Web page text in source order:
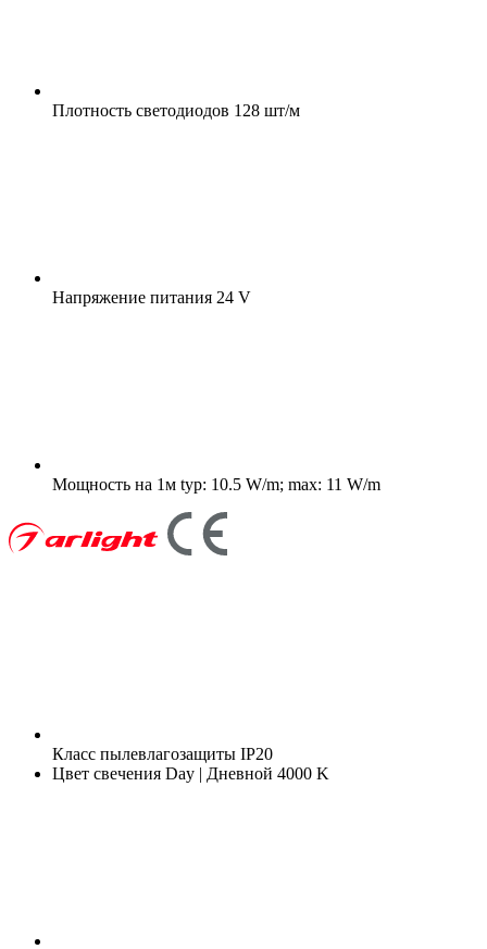
Плотность светодиодов 128 шт/м
Напряжение питания 24 V
Мощность на 1м typ: 10.5 W/m; max: 11 W/m
Класс пылевлагозащиты IP20
Цвет свечения Day | Дневной 4000 K